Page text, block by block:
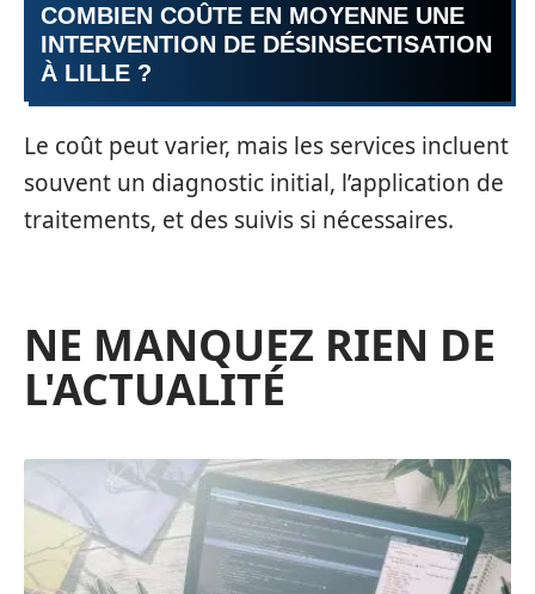
COMBIEN COÛTE EN MOYENNE UNE
INTERVENTION DE DÉSINSECTISATION
À LILLE ?
Le coût peut varier, mais les services incluent
souvent un diagnostic initial, l’application de
traitements, et des suivis si nécessaires.
NE MANQUEZ RIEN DE
L'ACTUALITÉ